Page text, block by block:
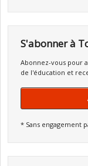
S'abonner à
Abonnez-vous pour
de l'éducation et
* Sans engagement